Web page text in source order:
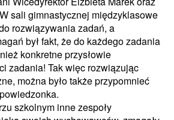
sali gimnastycznej międzyklasowe
rozwiązywania zadań, a
był fakt, że do każdego zadania
konkretne przysłowie
zadania! Tak więc rozwiązując
można było także przypomnieć
szkolnym inne zespoły